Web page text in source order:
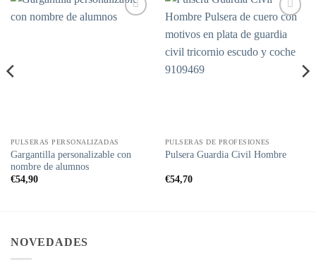
PULSERAS PERSONALIZADAS
Gargantilla personalizable con
nombre de alumnos
€54,90
a la
deseos
PULSERAS DE PROFESIONES
Pulsera Guardia Civil Hombre
€54,70
NOVEDADES